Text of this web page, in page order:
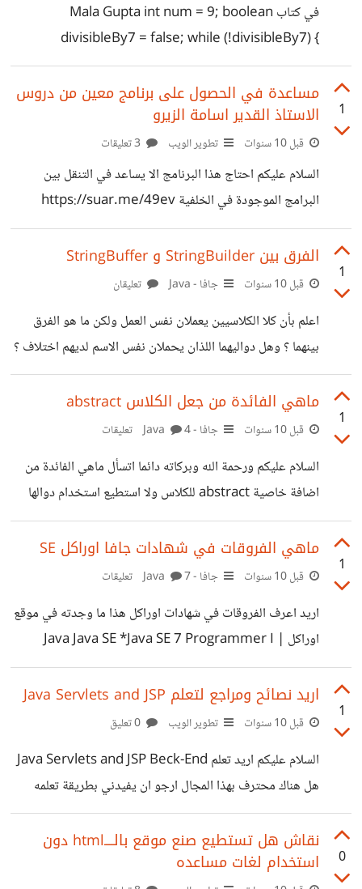
في كتاب Mala Gupta int num = 9; boolean
divisibleBy7 = false; while (!divisibleBy7) {
System.out.println(num); if (num % 7 == 0)
divisibleBy7 = true; --num; } النتايج يكون هكذا 9 8 7
مالم افهمه هو لماذا تم طباعة رقم 7
1
مساعدة في الحصول على برنامج معين من دروس
الاستاذ القدير اسامة الزيرو
قبل 10 سنوات تطوير الويب
السلام عليكم احتاج هذا البرنامج الا يساعد في التنقل بين
البرامج الموجودة في الخلفية https://suar.me/49ev
1
الفرق بين StringBuilder و StringBuffer
قبل 10 سنوات جافا - Java تعليقان
اعلم بأن كلا الكلاسيين يعملان نفس العمل ولكن ما هو الفرق
بينهما ؟ وهل دواليهما اللذان يحملان نفس الاسم لديهم اختلاف ؟
1
ماهي الفائدة من جعل الكلاس abstract
قبل 10 سنوات جافا - Java4 تعليقات
السلام عليكم ورحمة الله وبركاته دائما اتسأل ماهي الفائدة من
اضافة خاصية abstract للكلاس ولا استطيع استخدام دوالها
حتى
1
ماهي الفروقات في شهادات جافا اوراكل SE
قبل 10 سنوات جافا - Java7 تعليقات
اريد اعرف الفروقات في شهادات اوراكل هذا ما وجدته في موقع
اوراكل Java Java SE *Java SE 7 Programmer I |
*1Z0-803 *Java SE 7 Programmer II | *1Z0-804 *
Upgrade to Java SE 7 Programmer | *1Z0-805
1
اريد نصائح ومراجع لتعلم Java Servlets and JSP
قبل 10 سنوات تطوير الويب
السلام عليكم اريد تعلم Java Servlets and JSP Beck-End
هل هناك محترف بهذا المجال ارجو ان يفيدني بطريقة تعلمه
والمراجع التي يراجعه والدورات التي استفدت منها . ارجو
اعطائي معلومات عن هذه اللغة قدرة المستطاع والمراجع لان
المراجع قليل جداً في نت .
0
نقاش هل تستطيع صنع موقع بالــــhtml دون
استخدام لغات مساعده